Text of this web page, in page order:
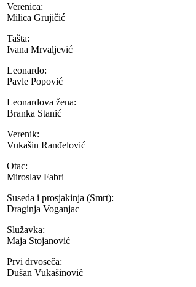
Verenica:
Milica Grujičić
Tašta:
Ivana Mrvaljević
Leonardo:
Pavle Popović
Leonardova žena:
Branka Stanić
Verenik:
Vukašin Ranđelović
Otac:
Miroslav Fabri
Suseda i prosjakinja (Smrt):
Draginja Voganjac
Služavka:
Maja Stojanović
Prvi drvoseča:
Dušan Vukašinović